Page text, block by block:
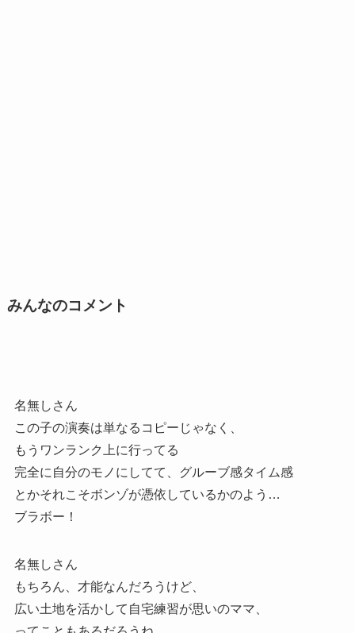
みんなのコメント
名無しさん
この子の演奏は単なるコピーじゃなく、
もうワンランク上に行ってる
完全に自分のモノにしてて、グルーブ感タイム感
とかそれこそボンゾが憑依しているかのよう…
ブラボー！
名無しさん
もちろん、才能なんだろうけど、
広い土地を活かして自宅練習が思いのママ、